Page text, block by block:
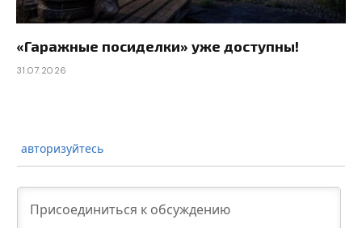
«Гаражные посиделки» уже доступны!
31.07.2026
авторизуйтесь